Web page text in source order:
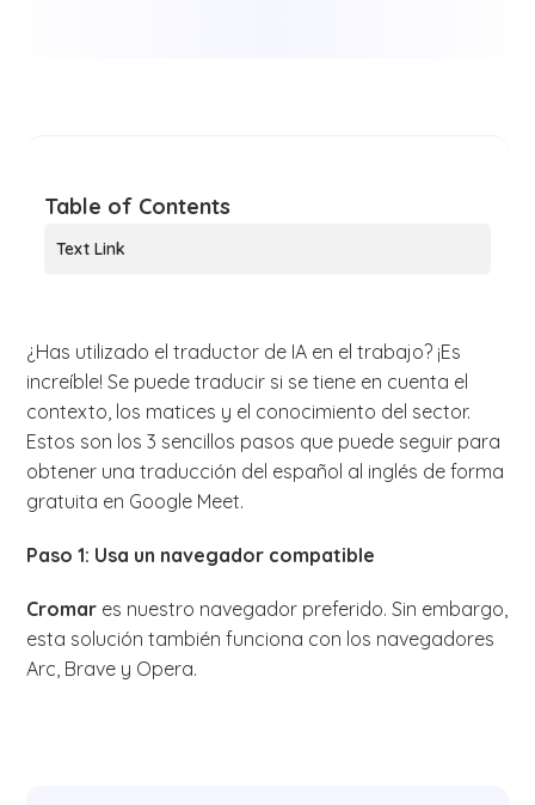
Table of Contents
Text Link
¿Has utilizado el traductor de IA en el trabajo? ¡Es
increíble! Se puede traducir si se tiene en cuenta el
contexto, los matices y el conocimiento del sector.
Estos son los 3 sencillos pasos que puede seguir para
obtener una traducción del español al inglés de forma
gratuita en Google Meet.
Paso 1: Usa un navegador compatible
Cromar es nuestro navegador preferido. Sin embargo,
esta solución también funciona con los navegadores
Arc, Brave y Opera.